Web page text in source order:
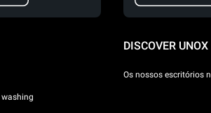
DISCOVER UNOX
Os nossos escritórios